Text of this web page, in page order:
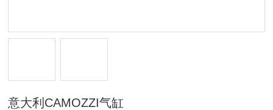
意大利CAMOZZI气缸